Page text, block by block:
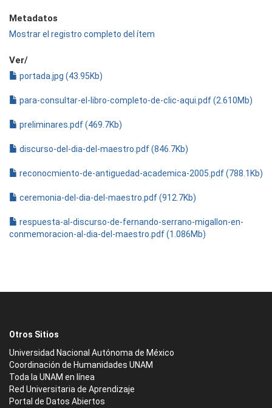
Metadatos
Mostrar el registro completo del ítem
Ver/
portada.jpg (43.95Kb)
para-consultar-el-libro-completo-de-clic-aqui.pdf (2.610Mb)
preliminares.pdf (469.7Kb)
discurso-del-dia-del-maestro.pdf (846.7Kb)
reconocmiento-de-antiguedad-academica-2005.pdf (788.1Kb)
ceremonia-del-dia-del-maestro.pdf (912.7Kb)
respuesta-al-discurso-de-fernando-serrano-migallon-en-
conmemoracion-al-dia-del-maestro.pdf (1.086Mb)
Otros Sitios
Universidad Nacional Autónoma de México
Coordinación de Humanidades UNAM
Toda la UNAM en línea
Red Universitaria de Aprendizaje
Portal de Datos Abiertos